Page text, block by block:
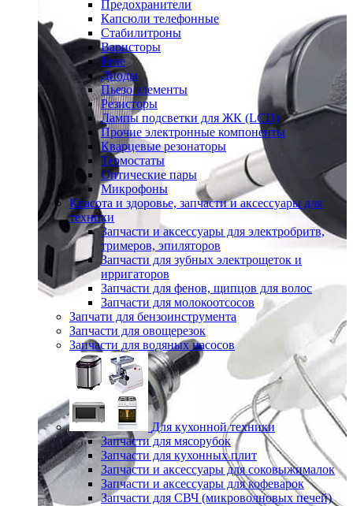
Предохранители
Капсюли телефонные
Стабилитроны
Варисторы
Реле
Диоды
Пьезо элементы
Резисторы
Лампы подсветки для ЖК (LCD)
Прочие электронные компоненты
Кварцевые резонаторы
Термостаты
Оптические пары
Микрофоны
Красота и здоровье, запчасти и аксессуары для
техники
Запчасти и аксессуары для электробритв,
тримеров, эпиляторов
Запчасти для зубных электрощеток и
ирригаторов
Запчасти для фенов, щипцов для волос
Запчасти для молокоотсосов
Запчати для бензоинструмента
Запчасти для овощерезок
Запчасти для водяных насосов
Для кухонной техники
Запчасти для мясорубок
Запчасти для кухонных плит
Запчасти и аксессуары для соковыжималок
Запчасти и аксессуары для кофеварок
Запчасти для СВЧ (микроволновых печей)